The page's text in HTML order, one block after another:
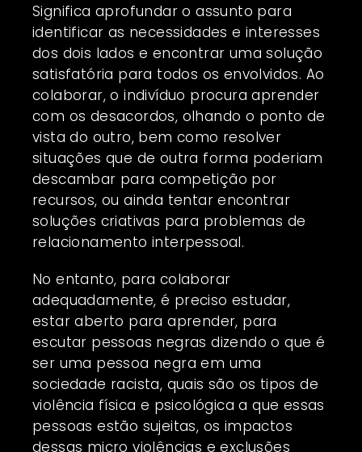
Significa aprofundar o assunto para
identificar as necessidades e interesses
dos dois lados e encontrar uma solução
satisfatória para todos os envolvidos. Ao
colaborar, o indivíduo procura aprender
com os desacordos, olhando o ponto de
vista do outro, bem como resolver
situações que de outra forma poderiam
descambar para competição por
recursos, ou ainda tentar encontrar
soluções criativas para problemas de
relacionamento interpessoal.
No entanto, para colaborar
adequadamente, é preciso estudar,
estar aberto para aprender, para
escutar pessoas negras dizendo o que é
ser uma pessoa negra em uma
sociedade racista, quais são os tipos de
violência física e psicológica a que essas
pessoas estão sujeitas, os impactos
dessas micro violências e exclusões